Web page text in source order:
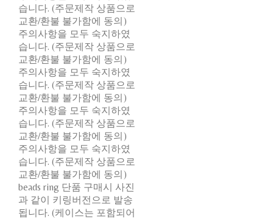
습니다. (주문제작 상품으로
교환/환불 불가함에 동의)
주의사항을 모두 숙지하였
습니다. (주문제작 상품으로
교환/환불 불가함에 동의)
주의사항을 모두 숙지하였
습니다. (주문제작 상품으로
교환/환불 불가함에 동의)
주의사항을 모두 숙지하였
습니다. (주문제작 상품으로
교환/환불 불가함에 동의)
주의사항을 모두 숙지하였
습니다. (주문제작 상품으로
교환/환불 불가함에 동의)
beads ring 단품 구매시 사진
과 같이 키링버전으로 발송
됩니다. (케이스는 포함되어